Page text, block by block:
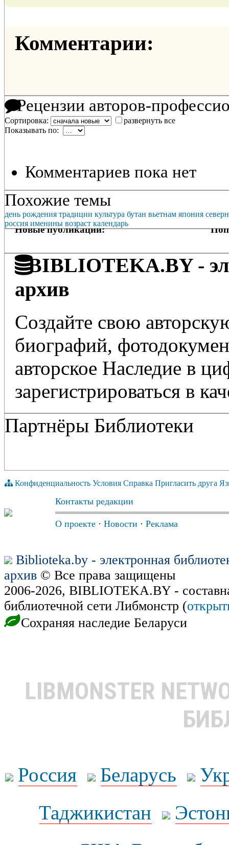
Комментарии:
Рецензии авторов-
Сортировка:
развернуть все
Показывать по:
Комментариев пока нет
Похожие темы
день рождения традиции культура бутан вьетнам япония
россия именины возраст календарь
Новые публикации:
BIBLIOTEKA.BY -
архив
Создайте свою
биографий,
авторское Наследие в
зарегистрироваться в
Партнёры Библиотеки
Конфиденциальность Условия Справка Пригласить друга
Контакты редакции
О проекте · Новости · Реклама
Biblioteka.by - электронная
архив © Все права защищены
2006-2026, BIBLIOTEKA.BY -
библиотечной сети Либмонстр (
Сохраняя наследие Беларуси
LIBMONSTER
Россия Беларусь
Таджикистан